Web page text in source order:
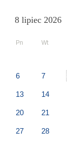
8 lipiec 2026
Pn Wt
6 7
13 14
20 21
27 28